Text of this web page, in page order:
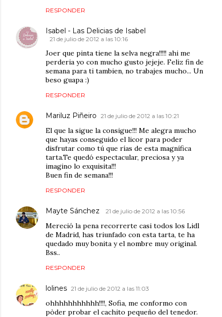
RESPONDER
Isabel - Las Delicias de Isabel
21 de julio de 2012 a las 10:16
Joer que pinta tiene la selva negra!!!!! ahi me
perderia yo con mucho gusto jejeje. Feliz fin de
semana para ti tambien, no trabajes mucho... Un
beso guapa :)
RESPONDER
Mariluz Piñeiro 21 de julio de 2012 a las 10:21
El que la sigue la consigue!!! Me alegra mucho
que hayas conseguido el licor para poder
disfrutar como tú que rías de esta magnífica
tarta.Te quedó espectacular, preciosa y ya
imagino lo exquisita!!!
Buen fin de semana!!!
RESPONDER
Mayte Sánchez 21 de julio de 2012 a las 10:56
Mereció la pena recorrerte casi todos los Lidl
de Madrid, has triunfado con esta tarta, te ha
quedado muy bonita y el nombre muy original.
Bss..
RESPONDER
lolines 21 de julio de 2012 a las 11:03
ohhhhhhhhhhh!!!!, Sofia, me conformo con
pòder probar el cachito pequeño del tenedor.